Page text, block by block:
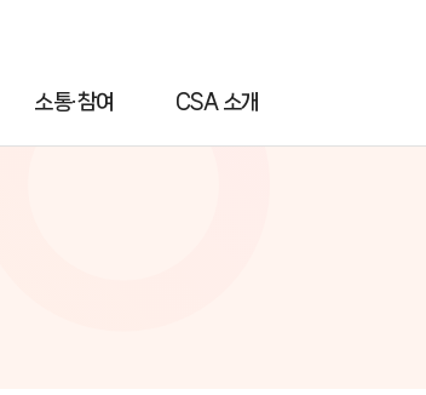
소통·참여 CSA 소개